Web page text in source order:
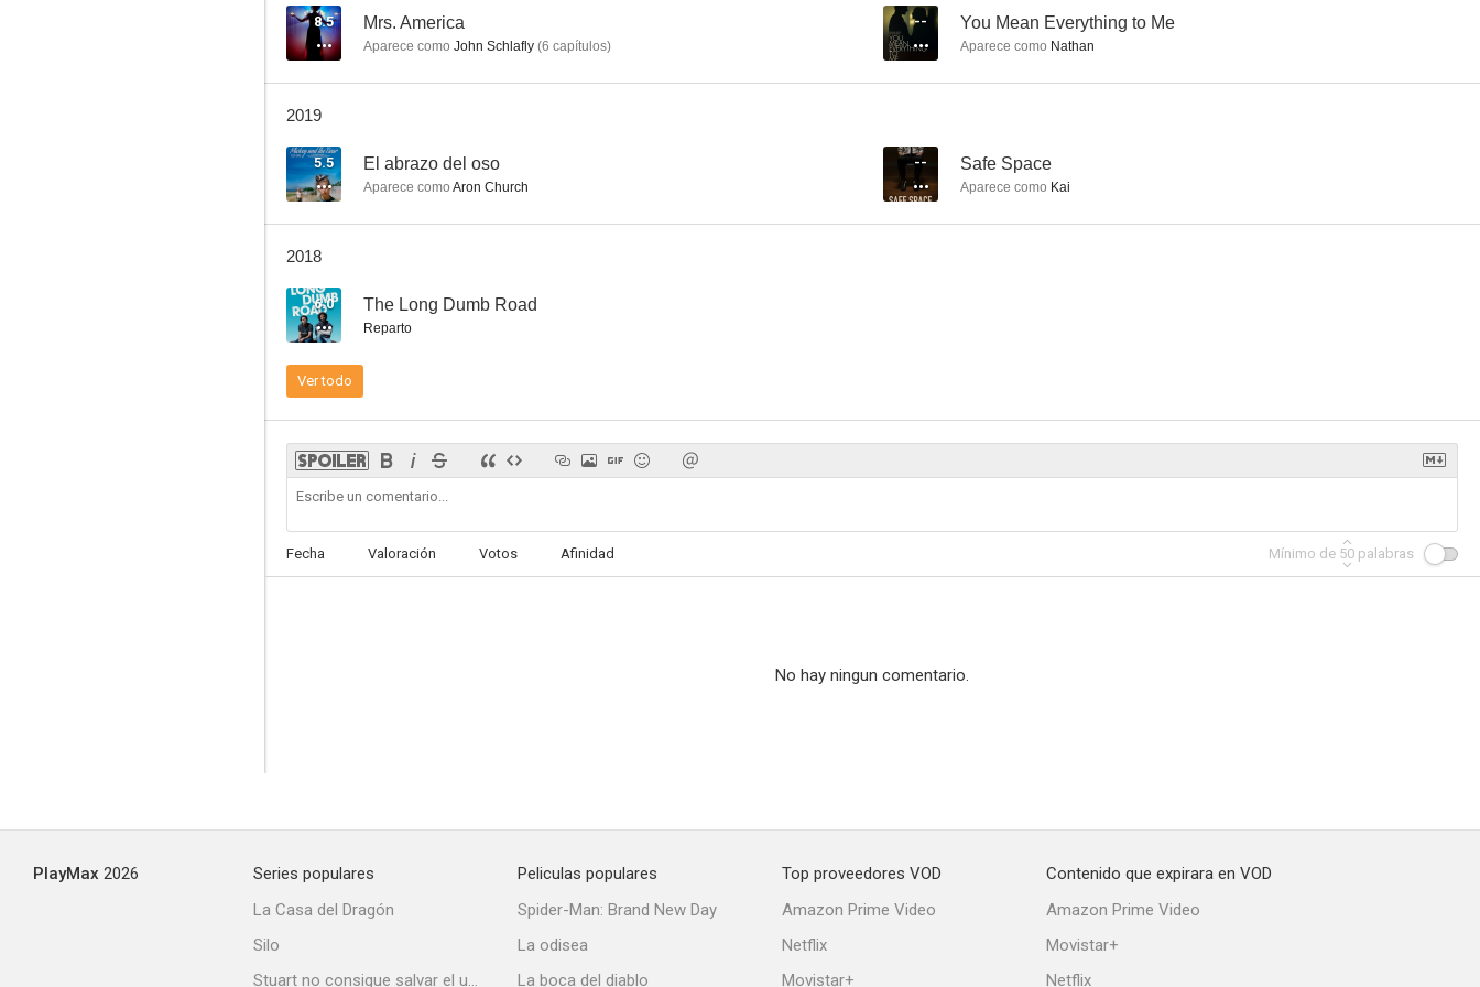
8.5 Mrs. America
Aparece como John Schlafly (6 capítulos)
-- You Mean Everything to Me
Aparece como Nathan
2019
5.5 El abrazo del oso
Aparece como Aron Church
-- Safe Space
Aparece como Kai
2018
6.0 The Long Dumb Road
Reparto
Ver todo
Fecha Valoración Votos Afinidad Mínimo de 50 palabras
No hay ningun comentario.
PlayMax 2026
Series populares
La Casa del Dragón
Silo
Stuart no consigue salvar el universo
Peliculas populares
Spider-Man: Brand New Day
La odisea
La boca del diablo
Top proveedores VOD
Amazon Prime Video
Netflix
Movistar+
Contenido que expirara en VOD
Amazon Prime Video
Movistar+
Netflix